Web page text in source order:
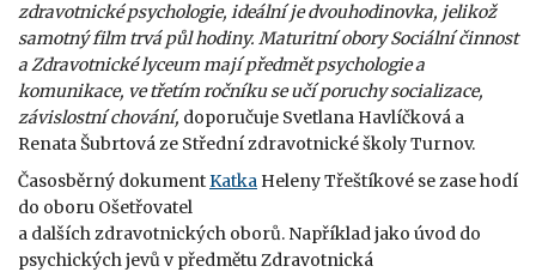
zdravotnické psychologie, ideální je dvouhodinovka, jelikož
samotný film trvá půl hodiny. Maturitní obory Sociální činnost
a Zdravotnické lyceum mají předmět psychologie a
komunikace, ve třetím ročníku se učí poruchy socializace,
závislostní chování, doporučuje Svetlana Havlíčková a
Renata Šubrtová ze Střední zdravotnické školy Turnov.
Časosběrný dokumentKatka Heleny Třeštíkové se zase hodí
do oboru Ošetřovatel
a dalších zdravotnických oborů. Například jako úvod do
psychických jevů v předmětu Zdravotnická